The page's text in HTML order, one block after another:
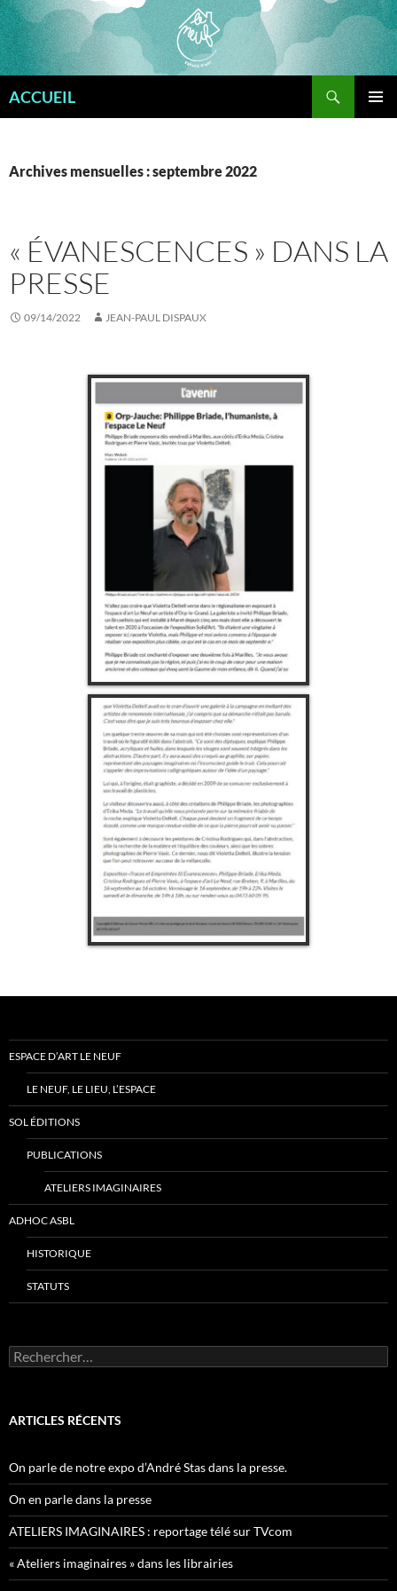
Aller
au
contenu
ACCUEIL
Archives mensuelles : septembre 2022
« ÉVANESCENCES » DANS LA
PRESSE
09/14/2022 JEAN-PAUL DISPAUX
ESPACE D’ART LE NEUF
LE NEUF, LE LIEU, L’ESPACE
SOL ÉDITIONS
PUBLICATIONS
ATELIERS IMAGINAIRES
ADHOC ASBL
HISTORIQUE
STATUTS
Rechercher :
ARTICLES RÉCENTS
On parle de notre expo d’André Stas dans la presse.
On en parle dans la presse
ATELIERS IMAGINAIRES : reportage télé sur TVcom
« Ateliers imaginaires » dans les librairies